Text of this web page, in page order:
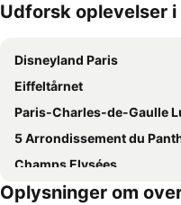
Udvid kort
Udforsk oplevelser
Disneyland Paris
Eiffeltårnet
Paris-Charles-de-Gaulle
5 Arrondissement du
Champs Elysées
1 Arrondissement du
Oplysninger om